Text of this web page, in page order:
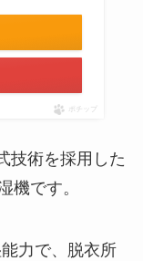
ポチップ
技術を採用した
機です。
力で、脱衣所